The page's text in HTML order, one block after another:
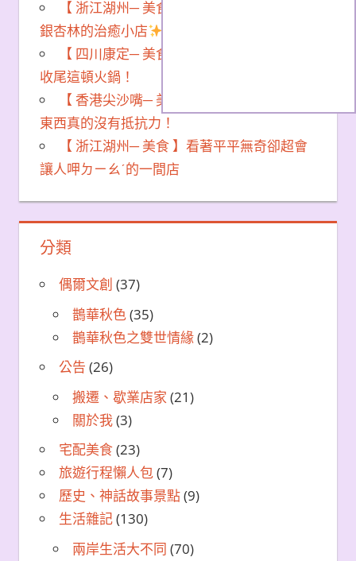
【 浙江湖州─ 美食 】長興窯烤麵包｜藏在
銀杏林的治癒小店
【 四川康定─ 美食 】魚子西日落+新都橋，
收尾這頓火鍋！
【 香港尖沙嘴─ 美食 】我真的對糯嘰嘰的
東西真的沒有抵抗力！
【 浙江湖州─ 美食 】看著平平無奇卻超會
讓人呷ㄉㄧㄠˊ的一間店
分類
偶爾文創 (37)
鵲華秋色(35)
鵲華秋色之雙世情緣(2)
公告 (26)
搬遷、歇業店家 (21)
關於我(3)
宅配美食(23)
旅遊行程懶人包(7)
歷史、神話故事景點(9)
生活雜記(130)
兩岸生活大不同 (70)